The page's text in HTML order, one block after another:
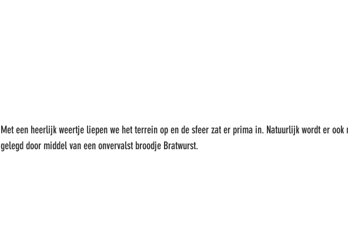
Met een heerlijk weertje liepen we het terrein op en de sfeer zat er prima in. Natuurlijk wordt er ook
gelegd door middel van een onvervalst broodje Bratwurst.